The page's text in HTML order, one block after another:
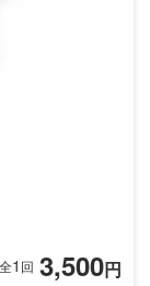
全1 回 3,500円